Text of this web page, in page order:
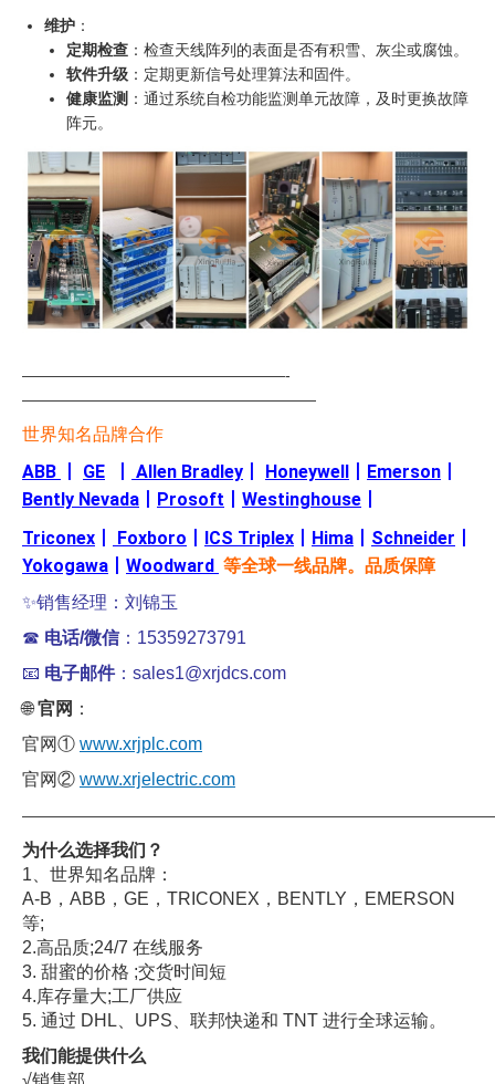
维护 ：
定期检查 ：检查天线阵列的表面是否有积雪、灰尘或腐蚀。
软件升级 ：定期更新信号处理算法和固件。
健康监测 ：通过系统自检功能监测单元故障，及时更换故障
阵元。
—————————————————-
———————————————————
世界知名品牌合作
ABB GE Allen Bradley Honeywell Emerson
Bently Nevada
Prosoft Westinghouse
Triconex
Foxboro ICS Triplex Hima Schneider
Yokogawa
Woodward 等全球一线品牌。品质保障
✨销售经理：刘锦玉
☎ 电话/微信：15359273791
📧 电子邮件：sales1@xrjdcs.com
🌐官网 ：
官网① www.xrjplc.com
官网② www.xrjelectric.com
为什么选择我们？
1、世界知名品牌：
A-B，ABB，GE，TRICONEX，BENTLY，EMERSON
等;
2.高品质;24/7 在线服务
3. 甜蜜的价格 ;交货时间短
4.库存量大;工厂供应
5. 通过 DHL、UPS、联邦快递和 TNT 进行全球运输。
我们能提供什么
√销售部